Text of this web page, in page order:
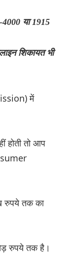
4000 या 1915
शिकायत भी
में
होती तो आप
रुपये तक का
रुपये तक है।